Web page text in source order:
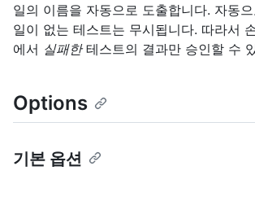
일의 이름을 자동으로 도출합니다. 자동
일이 없는 테스트는 무시됩니다. 따라서
에서 실패한테스트의 결과만 승인할 수
Options
기본 옵션